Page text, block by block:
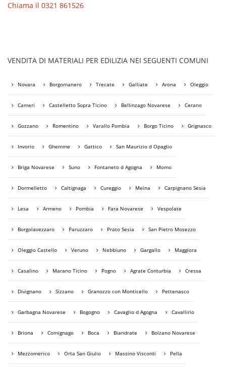
Chiama il 0321 861526
VENDITA DI MATERIALI PER EDILIZIA NEI SEGUENTI COMUNI
Novara Borgomanero Trecate Galliate Arona Oleggio
Cameri Castelletto Sopra Ticino Bellinzago Novarese Cerano
Gozzano Romentino Varallo Pombia Borgo Ticino Grignasco
Invorio Ghemme Gattico San Maurizio d Opaglio
Briga Novarese Suno Fontaneto d Agogna Momo
Dormelletto Caltignaga Cureggio Meina Carpignano Sesia
Lesa Armeno Pombia Fara Novarese Vespolate
Borgolavezzaro Paruzzaro Prato Sesia San Pietro Mosezzo
Oleggio Castello Veruno Nebbiuno Gargallo Maggiora
Casalino Marano Ticino Pogno Agrate Conturbia Cressa
Divignano Sizzano Granozzo con Monticello Pettenasco
Garbagna Novarese Bogogno Cavaglio d Agogna Cavallirio
Briona Comignago Boca Biandrate Bolzano Novarese
Mezzomerico Orta San Giulio Massino Visconti Pella